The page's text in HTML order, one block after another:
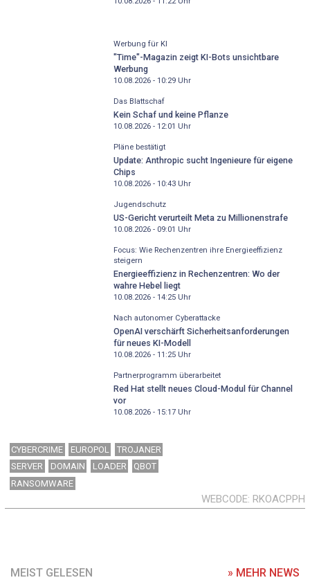
Werbung für KI
"Time"-Magazin zeigt KI-Bots unsichtbare
Werbung
10.08.2026 - 10:29Uhr
Das Blattschaf
Kein Schaf und keine Pflanze
10.08.2026 - 12:01 Uhr
Pläne bestätigt
Update: Anthropic sucht Ingenieure für eigene
Chips
10.08.2026 - 10:43Uhr
Jugendschutz
US-Gericht verurteilt Meta zu Millionenstrafe
10.08.2026 - 09:01 Uhr
Focus: Wie Rechenzentren ihre Energieeffizienz
steigern
Energieeffizienz in Rechenzentren: Wo der
wahre Hebel liegt
10.08.2026 - 14:25Uhr
Nach autonomer Cyberattacke
OpenAI verschärft Sicherheitsanforderungen
für neues KI-Modell
10.08.2026 - 11:25Uhr
Partnerprogramm überarbeitet
Red Hat stellt neues Cloud-Modul für Channel
vor
10.08.2026 - 15:17Uhr
CYBERCRIME EUROPOL
TROJANER
SERVER
DOMAIN LOADER
QBOT
RANSOMWARE
WEBCODE RKOACPPH
MEIST GELESEN » MEHR NEWS